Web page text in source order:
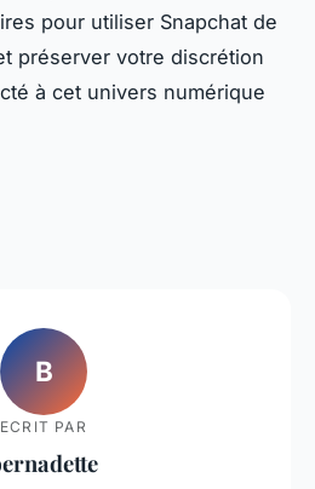
pour utiliser Snapchat de
préserver votre discrétion
à cet univers numérique
B
ECRIT PAR